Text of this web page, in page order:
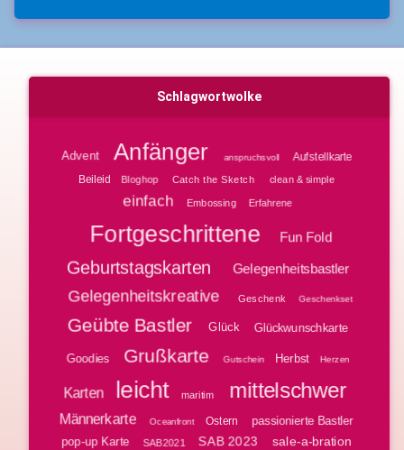
Schlagwortwolke
Advent Anfänger anspruchsvoll
Aufstellkarte
Beileid
Bloghop Catch the Sketch clean & simple
einfach Embossing Erfahrene
Fortgeschrittene Fun Fold
Geburtstagskarten Gelegenheitsbastler
Gelegenheitskreative Geschenk Geschenkset
Geübte Bastler Glück Glückwunschkarte
Goodies Grußkarte Gutschein Herbst Herzen
Karten leicht maritim mittelschwer
Männerkarte Oceanfront Ostern passionierte Bastler
pop-up Karte SAB2021 SAB 2023 sale-a-bration